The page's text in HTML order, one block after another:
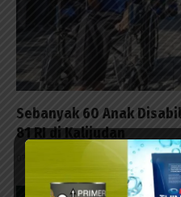
Sebanyak 60 Anak
81 RI di Kalijudan